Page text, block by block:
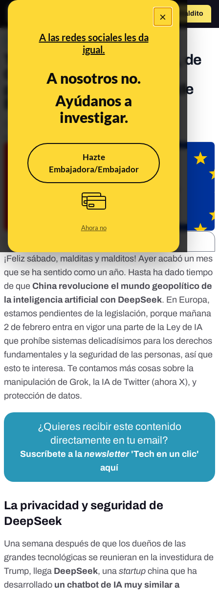
×
A las redes sociales les da
igual.
A nosotros no.
Ayúdanos a
investigar.
Hazte
Embajadora/Embajador
Ahora no
Hazte Maldito
PREBUNKING
Tech en un clic: DeepSeek, de
China pa’l mundo; las
prohibiciones de la AI Act, de
Europa pa’ la IA
¡Feliz sábado, malditas y malditos! Ayer acabó un mes
que se ha sentido como un año. Hasta ha dado tiempo
de que China revolucione el mundo geopolítico de
la inteligencia artificial con DeepSeek. En Europa,
estamos pendientes de la legislación, porque mañana
2 de febrero entra en vigor una parte de la Ley de IA
que prohíbe sistemas delicadísimos para los derechos
fundamentales y la seguridad de las personas, así que
esto te interesa. Te contamos más cosas sobre la
manipulación de Grok, la IA de Twitter (ahora X), y
protección de datos.
¿Quieres recibir este contenido
directamente en tu email?
Suscríbete a lanewsletter'Tech en un clic'
aquí
La privacidad y seguridad de
DeepSeek
Una semana después de que los dueños de las
grandes tecnológicas se reunieran en la investidura de
Trump, llega DeepSeek, una startup china que ha
desarrollado un chatbot de IA muy similar a